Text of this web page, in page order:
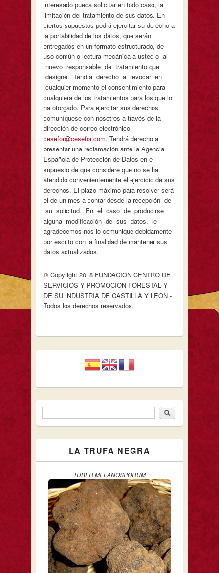
interesado pueda solicitar en todo caso, la
limitación del tratamiento de sus datos. En
ciertos supuestos podrá ejercitar su derecho a
la portabilidad de los datos, que serán
entregados en un formato estructurado, de
uso común o lectura mecánica a usted o al
nuevo responsable de tratamiento que
designe. Tendrá derecho a revocar en
cualquier momento el consentimiento para
cualquiera de los tratamientos para los que lo
ha otorgado. Para ejercitar sus derechos
comuníquese con nosotros a través de la
dirección de correo electrónico
cesefor@cesefor.com. Tendrá derecho a
presentar una reclamación ante la Agencia
Española de Protección de Datos en el
supuesto de que considere que no se ha
atendido convenientemente el ejercicio de sus
derechos. El plazo máximo para resolver será
el de un mes a contar desde la recepción de
su solicitud. En el caso de producirse
alguna modificación de sus datos, le
agradecemos nos lo comunique debidamente
por escrito con la finalidad de mantener sus
datos actualizados.
© Copyright 2018 FUNDACION CENTRO DE
SERVICIOS Y PROMOCION FORESTAL Y
DE SU INDUSTRIA DE CASTILLA Y LEON -
Todos los derechos reservados.
Formulario de búsquedaBuscar
LA TRUFA NEGRA
TUBER MELANOSPORUM